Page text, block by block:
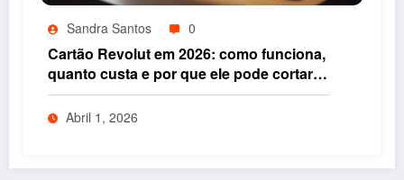
Sandra Santos 0
Cartão Revolut em 2026: como funciona,
quanto custa e por que ele pode cortar
taxas nas suas viagens
Abril 1, 2026